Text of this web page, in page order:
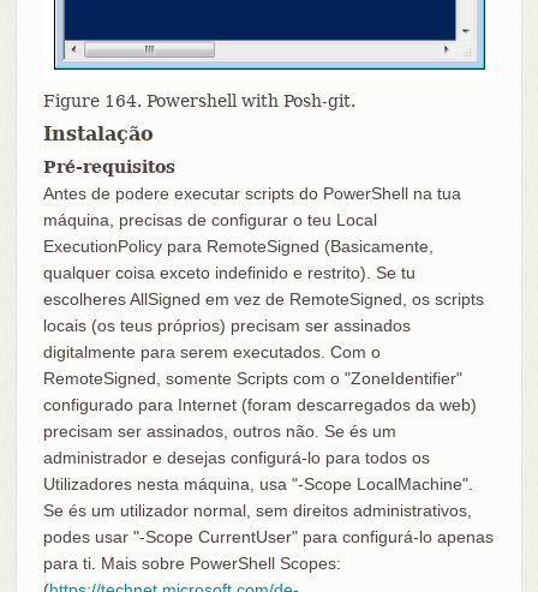
Figure 164. Powershell with Posh-git.
Instalação
Pré-requisitos
Antes de podere executar scripts do PowerShell na tua
máquina, precisas de configurar o teu Local
ExecutionPolicy para RemoteSigned (Basicamente,
qualquer coisa exceto indefinido e restrito). Se tu
escolheres AllSigned em vez de RemoteSigned, os scripts
locais (os teus próprios) precisam ser assinados
digitalmente para serem executados. Com o
RemoteSigned, somente Scripts com o "ZoneIdentifier"
configurado para Internet (foram descarregados da web)
precisam ser assinados, outros não. Se és um
administrador e desejas configurá-lo para todos os
Utilizadores nesta máquina, usa "-Scope LocalMachine".
Se és um utilizador normal, sem direitos administrativos,
podes usar "-Scope CurrentUser" para configurá-lo apenas
para ti. Mais sobre PowerShell Scopes: